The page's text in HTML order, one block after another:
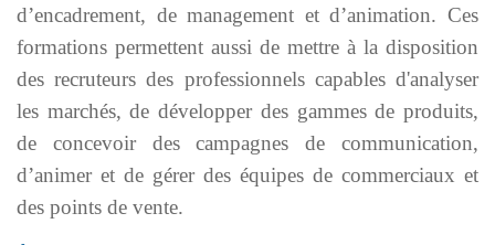
d’encadrement, de management et d’animation. Ces
formations permettent aussi de mettre à la disposition
des recruteurs des professionnels capables d'analyser
les marchés, de développer des gammes de produits,
de concevoir des campagnes de communication,
d’animer et de gérer des équipes de commerciaux et
des points de vente.